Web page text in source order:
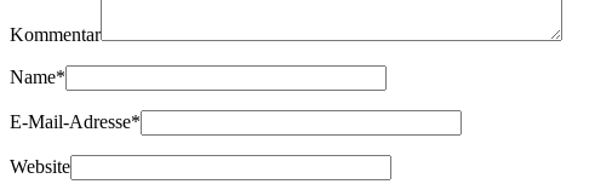
Kommentar
Name*
E-Mail-Adresse*
Website